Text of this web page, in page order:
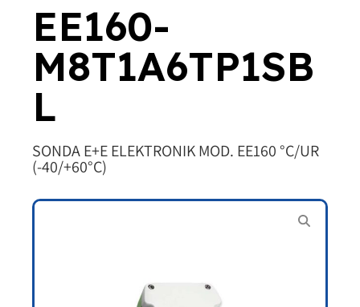
EE160-
M8T1A6TP1SB
L
SONDA E+E ELEKTRONIK MOD. EE160 °C/UR
(-40/+60°C)